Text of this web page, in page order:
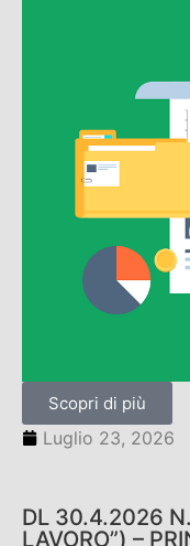
Scopri di più
Luglio 23, 2026
DL 30.4.2026
LAVORO”) –